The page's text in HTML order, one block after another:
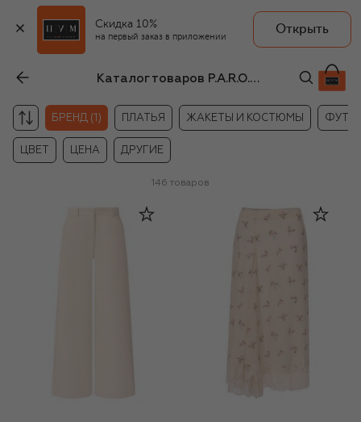
Скидка 10%
на первый заказ в приложении
Открыть
Каталог товаров P.A.R.O.S.H.
БРЕНД (1) ПЛАТЬЯ ЖАКЕТЫ И КОСТЮМЫ
ЦВЕТ ЦЕНА ДРУГИЕ
146 товаров